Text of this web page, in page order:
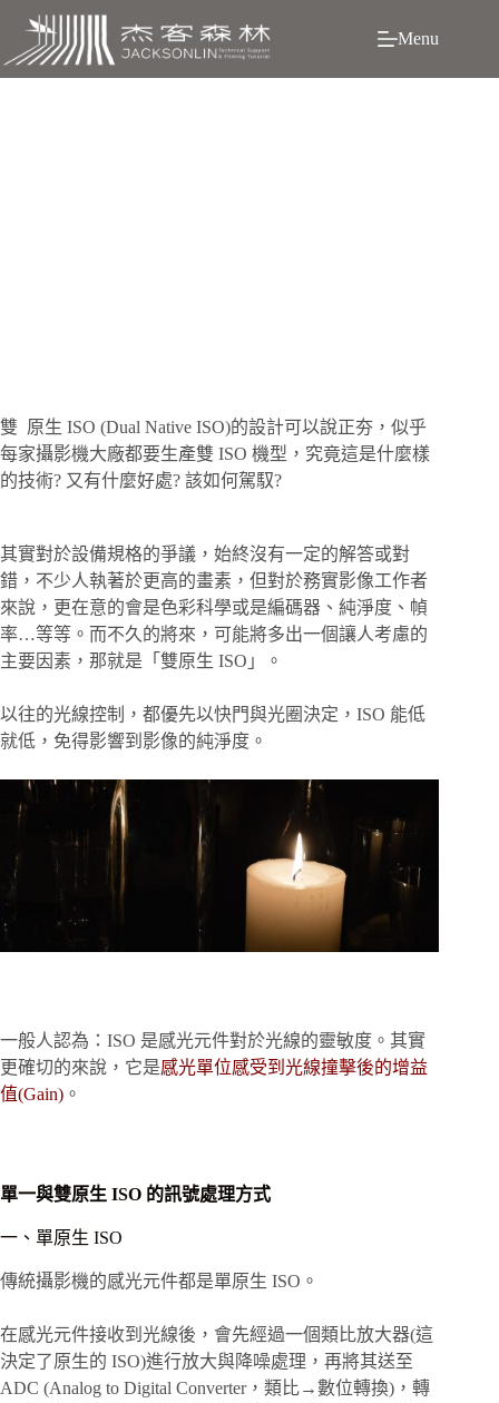
主
Menu
雙 原生 ISO (Dual Native ISO)的設計可以說正夯，似乎
每家攝影機大廠都要生產雙 ISO 機型，究竟這是什麼樣
的技術? 又有什麼好處? 該如何駕馭?
其實對於設備規格的爭議，始終沒有一定的解答或對
錯，不少人執著於更高的畫素，但對於務實影像工作者
來說，更在意的會是色彩科學或是編碼器、純淨度、幀
率…等等。而不久的將來，可能將多出一個讓人考慮的
主要因素，那就是「雙原生 ISO」。
以往的光線控制，都優先以快門與光圈決定，ISO 能低
就低，免得影響到影像的純淨度。
一般人認為：ISO 是感光元件對於光線的靈敏度。其實
更確切的來說，它是感光單位感受到光線撞擊後的增益
值(Gain) 。
單一與雙原生 ISO 的訊號處理方式
一、單原生 ISO
傳統攝影機的感光元件都是單原生 ISO。
在感光元件接收到光線後，會先經過一個類比放大器(這
決定了原生的 ISO)進行放大與降噪處理，再將其送至
ADC (Analog to Digital Converter，類比→數位轉換)，轉